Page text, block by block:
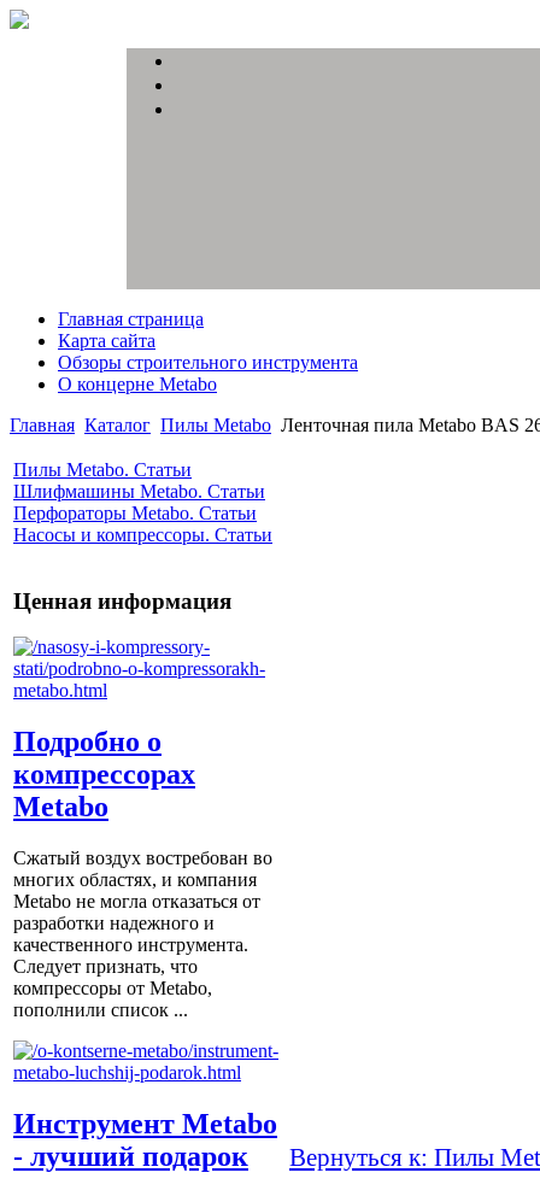
Главная страница
Карта сайта
Обзоры строительного инструмента
О концерне Metabo
Главная Каталог Пилы Metabo Ленточная пила Metabo BAS
Пилы Metabo. Статьи
Шлифмашины Metabo. Статьи
Перфораторы Metabo. Статьи
Насосы и компрессоры. Статьи
Ценная информация
Подробно о
компрессорах
Metabo
Сжатый воздух востребован во
многих областях, и компания
Metabo не могла отказаться от
разработки надежного и
качественного инструмента.
Следует признать, что
компрессоры от Metabо,
пополнили список ...
Инструмент Metabo
- лучший подарок
Вернуться к: Пилы